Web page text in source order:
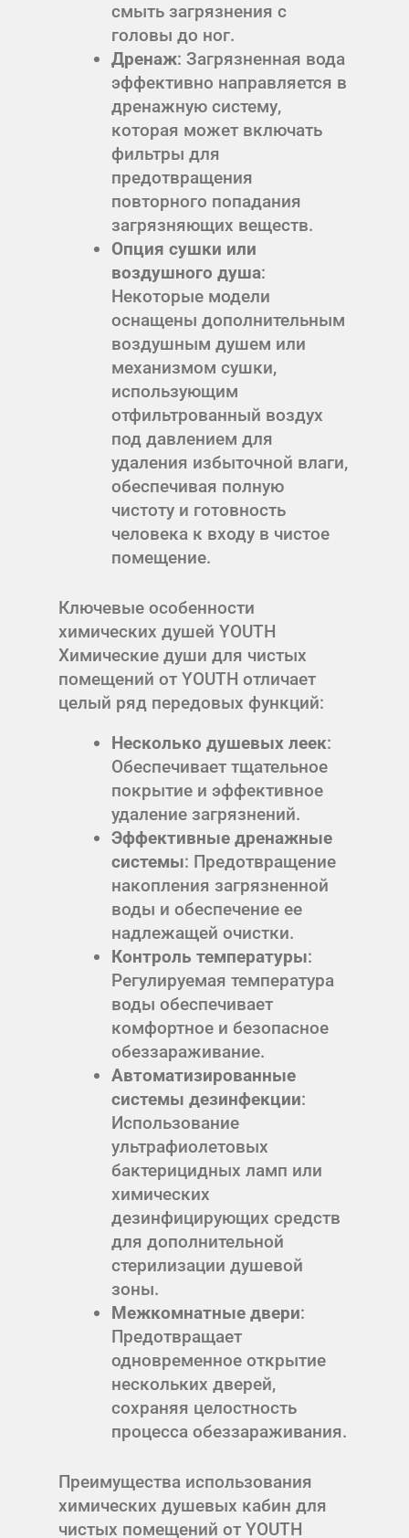
смыть загрязнения с
головы до ног.
Дренаж: Загрязненная вода
эффективно направляется в
дренажную систему,
которая может включать
фильтры для
предотвращения
повторного попадания
загрязняющих веществ.
Опция сушки или
воздушного душа:
Некоторые модели
оснащены дополнительным
воздушным душем или
механизмом сушки,
использующим
отфильтрованный воздух
под давлением для
удаления избыточной влаги,
обеспечивая полную
чистоту и готовность
человека к входу в чистое
помещение.
Ключевые особенности
химических душей YOUTH
Химические души для чистых
помещений от YOUTH отличает
целый ряд передовых функций:
Несколько душевых леек:
Обеспечивает тщательное
покрытие и эффективное
удаление загрязнений.
Эффективные дренажные
системы: Предотвращение
накопления загрязненной
воды и обеспечение ее
надлежащей очистки.
Контроль температуры:
Регулируемая температура
воды обеспечивает
комфортное и безопасное
обеззараживание.
Автоматизированные
системы дезинфекции:
Использование
ультрафиолетовых
бактерицидных ламп или
химических
дезинфицирующих средств
для дополнительной
стерилизации душевой
зоны.
Межкомнатные двери:
Предотвращает
одновременное открытие
нескольких дверей,
сохраняя целостность
процесса обеззараживания.
Преимущества использования
химических душевых кабин для
чистых помещений от YOUTH